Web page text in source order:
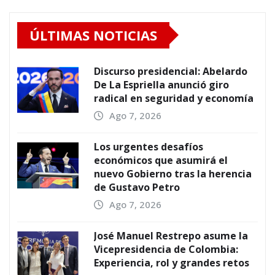
ÚLTIMAS NOTICIAS
Discurso presidencial: Abelardo
De La Espriella anunció giro
radical en seguridad y economía
Ago 7, 2026
Los urgentes desafíos
económicos que asumirá el
nuevo Gobierno tras la herencia
de Gustavo Petro
Ago 7, 2026
José Manuel Restrepo asume la
Vicepresidencia de Colombia:
Experiencia, rol y grandes retos